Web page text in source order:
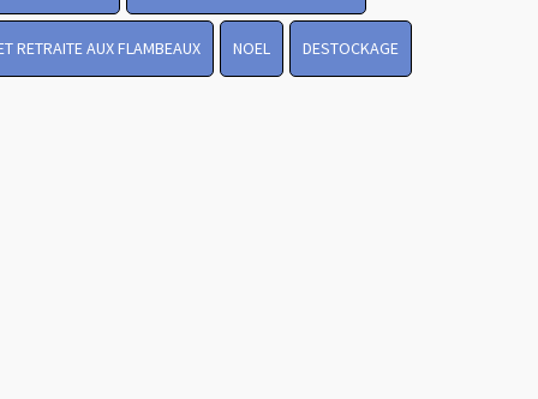
Revenir en
haut
RETRAITE AUX FLAMBEAUX NOEL DESTOCKAGE